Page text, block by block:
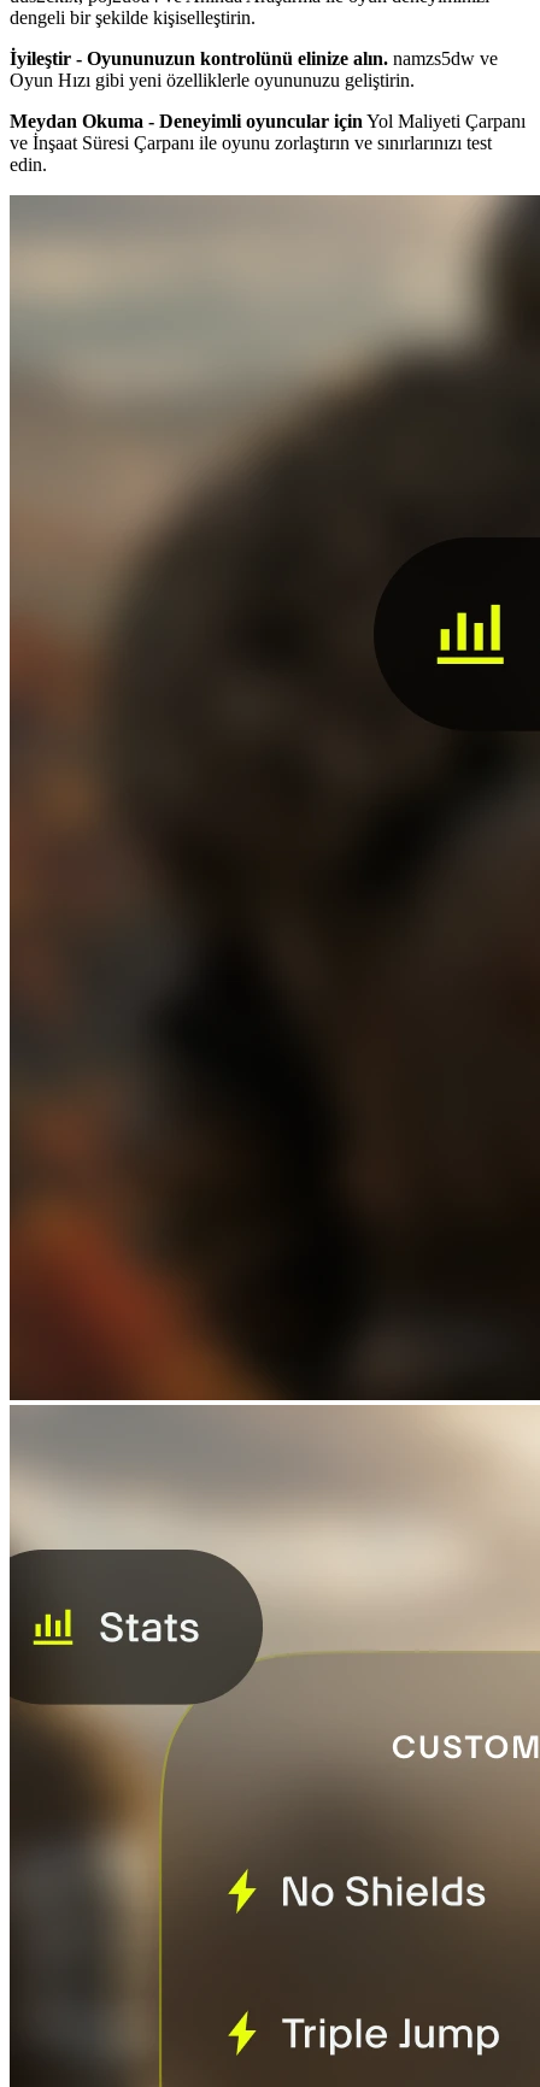
dengeli bir şekilde kişiselleştirin.
İyileştir - Oyununuzun kontrolünü elinize alın. namzs5dw ve
Oyun Hızı gibi yeni özelliklerle oyununuzu geliştirin.
Meydan Okuma - Deneyimli oyuncular için Yol Maliyeti Çarpanı
ve İnşaat Süresi Çarpanı ile oyunu zorlaştırın ve sınırlarınızı test
edin.